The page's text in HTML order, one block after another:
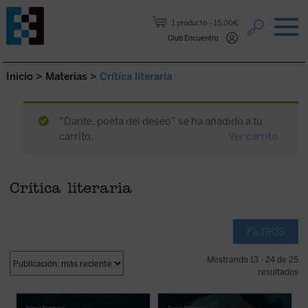
1 producto
15,00€
Club Encuentro
Saltar al contenido.
Inicio > Materias > Crítica literaria
“Dante, poeta del deseo” se ha añadido a tu
carrito.
Ver carrito
Crítica literaria
FILTROS
Mostrando 13 - 24 de 25
resultados